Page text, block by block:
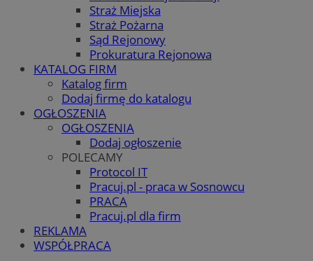
Straż Miejska
Straż Pożarna
Sąd Rejonowy
Prokuratura Rejonowa
KATALOG FIRM
Katalog firm
Dodaj firmę do katalogu
OGŁOSZENIA
OGŁOSZENIA
Dodaj ogłoszenie
POLECAMY
Protocol IT
Pracuj.pl - praca w Sosnowcu
PRACA
Pracuj.pl dla firm
REKLAMA
WSPÓŁPRACA